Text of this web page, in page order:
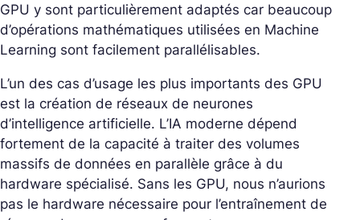
GPU y sont particulièrement adaptés car beaucoup
d’opérations mathématiques utilisées en Machine
Learning sont facilement parallélisables.
L’un des cas d’usage les plus importants des GPU
est la création de réseaux de neurones
d’intelligence artificielle. L’IA moderne dépend
fortement de la capacité à traiter des volumes
massifs de données en parallèle grâce à du
hardware spécialisé. Sans les GPU, nous n’aurions
pas le hardware nécessaire pour l’entraînement de